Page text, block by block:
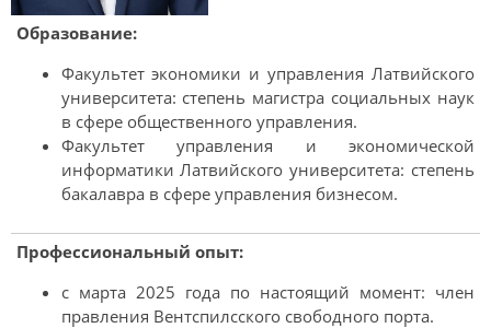
Образование:
Факультет экономики и управления Латвийского
университета: степень магистра социальных наук
в сфере общественного управления.
Факультет управления и экономической
информатики Латвийского университета: степень
бакалавра в сфере управления бизнесом.
Профессиональный опыт:
с марта 2025 года по настоящий момент: член
правления Вентспилсского свободного порта.